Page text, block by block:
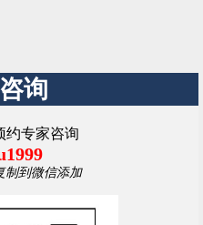
询
约专家咨询
制到微信添加